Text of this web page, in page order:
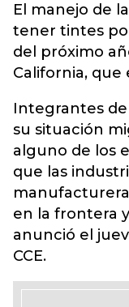
El manejo de
tener tintes
del próximo
California,
Integrantes
su situación
alguno de los
que las
en la frontera
anunció el
CCE.